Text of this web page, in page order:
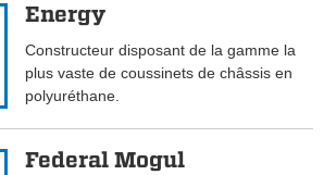
Energy
Constructeur disposant de la gamme la
plus vaste de coussinets de châssis en
polyuréthane.
Federal Mogul